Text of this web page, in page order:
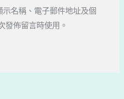
示名稱、電子郵件地址及個
發佈留言時使用。